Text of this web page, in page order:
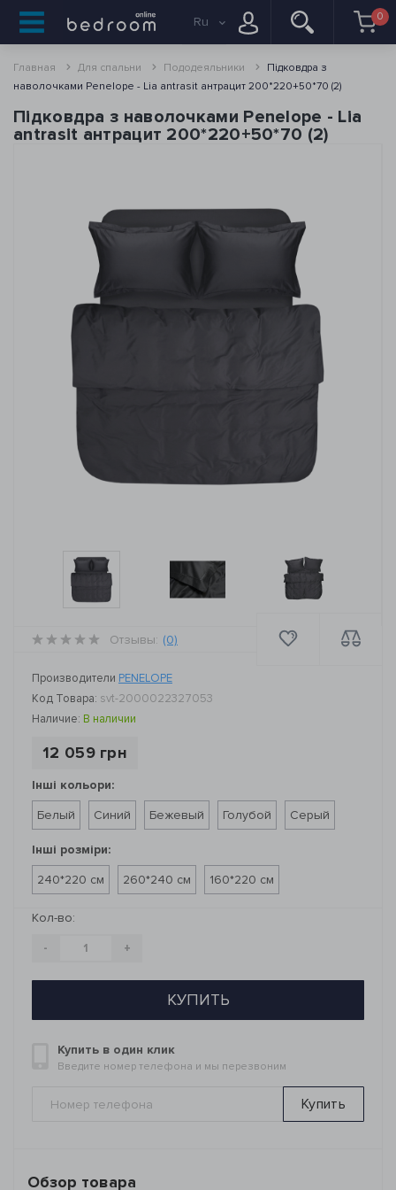
Ru 0
Главная Для спальни Пододеяльники
Підковдра з
наволочками Penelope - Lia antrasit антрацит 200*220+50*70 (2)
Підковдра з наволочками Penelope - Lia
antrasit антрацит 200*220+50*70 (2)
Отзывы: (0)
Производители PENELOPE
Код Товара: svt-2000022327053
Наличие: В наличии
12 059 грн
Інші кольори:
Белый
Синий Бежевый Голубой Серый
Інші розміри:
240*220 см
260*240 см 160*220 см
Кол-во:
- +
КУПИТЬ
Купить в один клик
Введите номер телефона и мы перезвоним
Купить
Обзор товара